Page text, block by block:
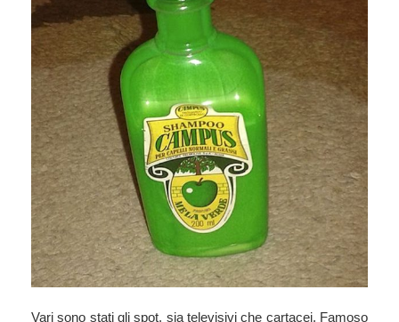
Vari sono stati gli spot, sia televisivi che cartacei. Famoso